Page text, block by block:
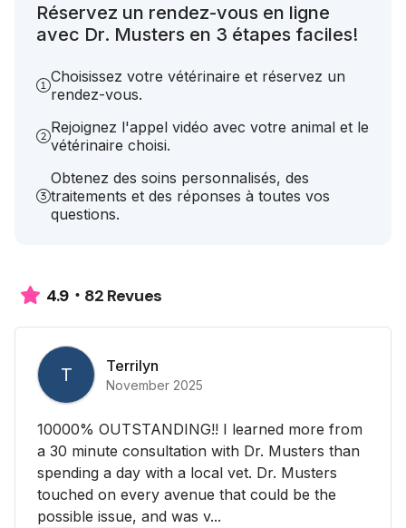
Réservez un rendez-vous en ligne
avec Dr. Musters en 3 étapes faciles!
Choisissez votre vétérinaire et réservez un
rendez-vous.
Rejoignez l'appel vidéo avec votre animal et le
vétérinaire choisi.
Obtenez des soins personnalisés, des
traitements et des réponses à toutes vos
questions.
4.9 82 Revues
T Terrilyn
November 2025
10000% OUTSTANDING!! I learned more from
a 30 minute consultation with Dr. Musters than
spending a day with a local vet. Dr. Musters
touched on every avenue that could be the
possible issue, and was v...